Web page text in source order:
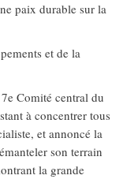
paix durable sur la
et de la
Comité central du
à concentrer tous
et annoncé la
son terrain
la grande